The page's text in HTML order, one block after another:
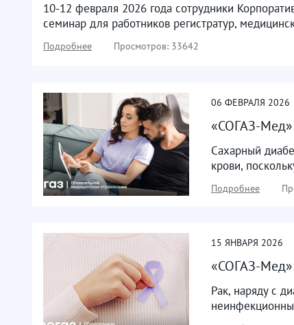
10-12 февраля 2026 года сотрудники
семинар для работников регистратур,
Подробнее Просмотров: 33642
06 ФЕВРАЛЯ 2026
«СОГАЗ-
Сахарный
крови,
Подробнее
15 ЯНВАРЯ 2026
«СОГАЗ-
Рак, наряду с